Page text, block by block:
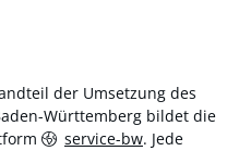
der Umsetzung des
Württemberg bildet die
service-bw. Jede